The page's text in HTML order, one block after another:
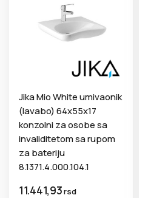
Jika Mio White umivaonik
(lavabo) 64x55x17
konzolni za osobe sa
invaliditetom sa rupom
za bateriju
8.1371.4.000.104.1
11.441,93rsd